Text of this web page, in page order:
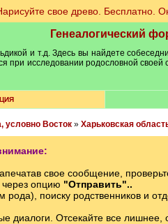
свое древо. Бесплатно.
Генеалогический
и т.д. Здесь вы найдете
при исследовании родословной
условно Восток» Харьковская
свое сообщение,
опцию "Отправить"..
поиску родственников и
диалоги. Отсекайте все лишнее,